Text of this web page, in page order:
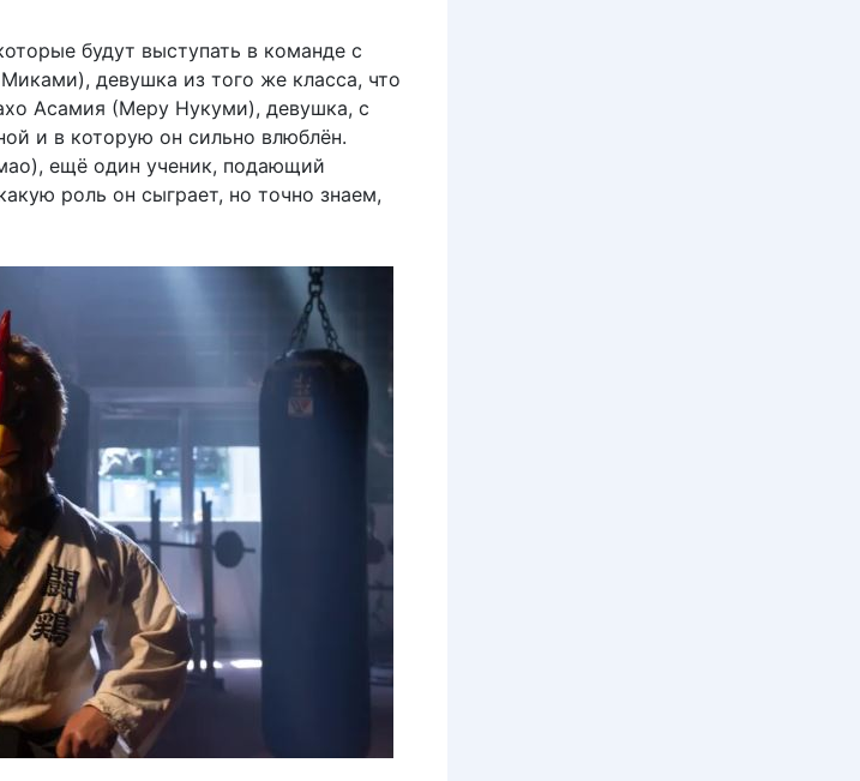
будут выступать в команде с
девушка из того же класса, что
Асамия (Меру Нукуми), девушка, с
и в которую он сильно влюблён.
ещё один ученик, подающий
роль он сыграет, но точно знаем,